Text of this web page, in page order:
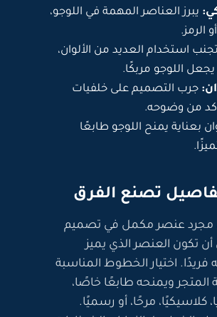
يبرز العناصر المهمة في اللوجو،
الرمز.
تجنب استخدام العديد من الألوان،
اللوجو مربكًا.
جرب التصميم على خلفيات
من وضوحه.
بعناية يمنح اللوجو طابعًا
تصنع الفرق
عنصر مكمل في تصميم
أن تكون العنصر الذي يميز
اختيار الخطوط المناسبة
ويمنحه طابعًا خاصًا،
كلاسيكيًا، مرحًا، أو رسميًا.